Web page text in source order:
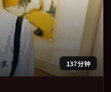
137分钟